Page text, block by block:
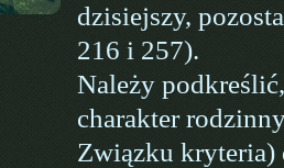
dzisiejszy,
216 i 257).
Należy
charakter
Związku kryteria)